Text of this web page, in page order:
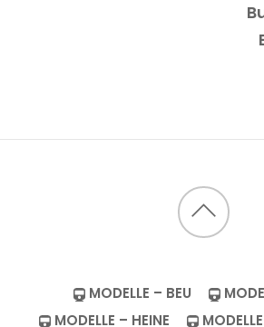
Back
top
MODELLE – BEU
MODELLE – HEINE